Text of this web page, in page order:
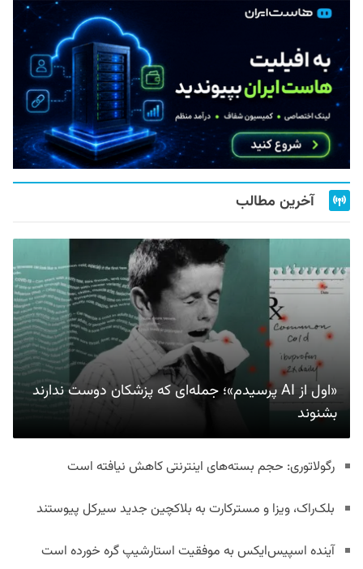
آخرین مطالب
«اول از AI پرسیدم»؛ جمله‌ای که پزشکان دوست ندارند
بشنوند
رگولاتوری: حجم بسته‌های اینترنتی کاهش نیافته است
بلک‌راک، ویزا و مسترکارت به بلاکچین جدید سیرکل پیوستند
آینده اسپیس‌ایکس به موفقیت استارشیپ گره خورده است